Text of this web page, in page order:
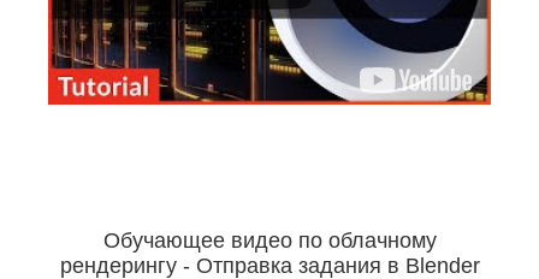
Обучающее видео по облачному
рендерингу - Отправка задания в Blender